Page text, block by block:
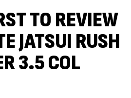
TO REVIEW
JATSUI RUSH
3.5 COL